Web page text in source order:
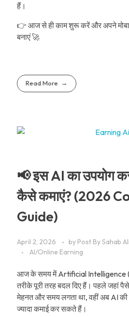
हैं।
👉 आज से ही काम शुरू करें और अपने
बनाएं 🚀
Read More
📢 इस AI का उपयोग
कैसे कमाएं? (2026
Guide)
April 2, 2026 by Post By Sahab Ali
AI/Online Earning
आज के समय में Artificial Intelligence
तरीके पूरी तरह बदल दिए हैं। पहले जहां
मेहनत और समय लगता था, वहीं अब AI
ज्यादा कमाई कर सकते हैं।